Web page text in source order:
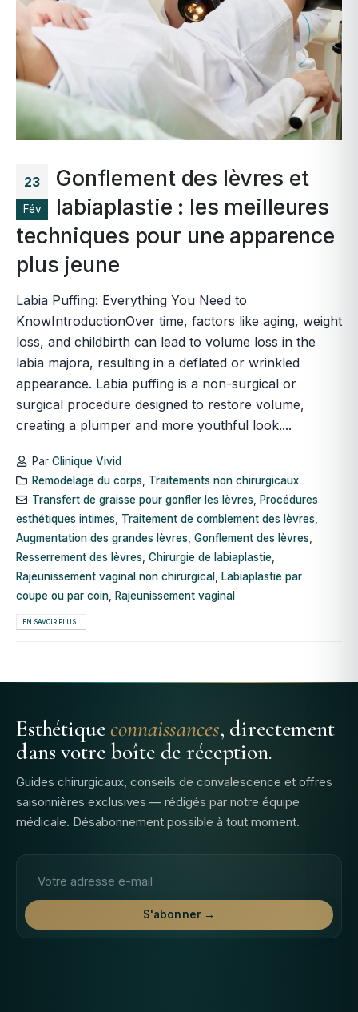
23
Fév
Gonflement des lèvres et
labiaplastie : les meilleures
techniques pour une apparence
plus jeune
Labia Puffing: Everything You Need to
KnowIntroductionOver time, factors like aging, weight
loss, and childbirth can lead to volume loss in the
labia majora, resulting in a deflated or wrinkled
appearance. Labia puffing is a non-surgical or
surgical procedure designed to restore volume,
creating a plumper and more youthful look....
Par Clinique Vivid
Remodelage du corps, Traitements non chirurgicaux
Transfert de graisse pour gonfler les lèvres,
Procédures
esthétiques intimes Traitement de comblement des lèvres
Augmentation des grandes lèvres Gonflement des lèvres
Resserrement des lèvres Chirurgie de labiaplastie
Rajeunissement vaginal non chirurgical
Labiaplastie par
coupe ou par coin
Rajeunissement vaginal
EN SAVOIR PLUS...
Esthétiqueconnaissances, directement
dans votre boîte de réception.
Guides chirurgicaux, conseils de convalescence et offres
saisonnières exclusives — rédigés par notre équipe
médicale. Désabonnement possible à tout moment.
S'abonner →